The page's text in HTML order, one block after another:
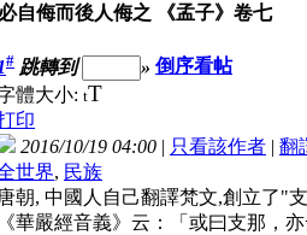
自侮而後人侮之 《孟子》卷七
1# 跳轉到 » 倒序看帖
體大小: tT
印
2016/10/19 04:00 | 只看該作者 | 翻
世界, 民族
唐朝, 中國人自己翻譯梵文,創立了"
《華嚴經音義》云：「或曰支那，